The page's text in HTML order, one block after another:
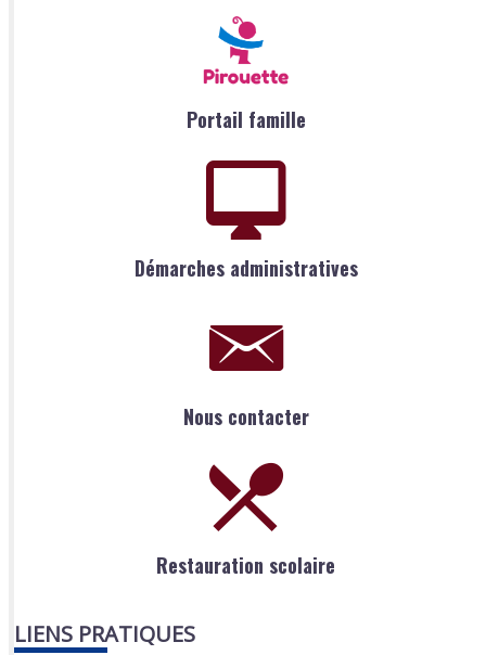
Portail famille
Démarches administratives
Nous contacter
Restauration scolaire
LIENS PRATIQUES